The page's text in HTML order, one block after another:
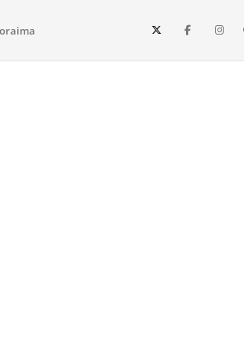
e todo o estado de Roraima. Fique sempre